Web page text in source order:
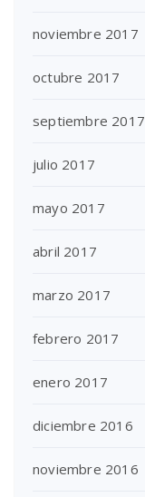
noviembre 2017
octubre 2017
septiembre 2017
julio 2017
mayo 2017
abril 2017
marzo 2017
febrero 2017
enero 2017
diciembre 2016
noviembre 2016